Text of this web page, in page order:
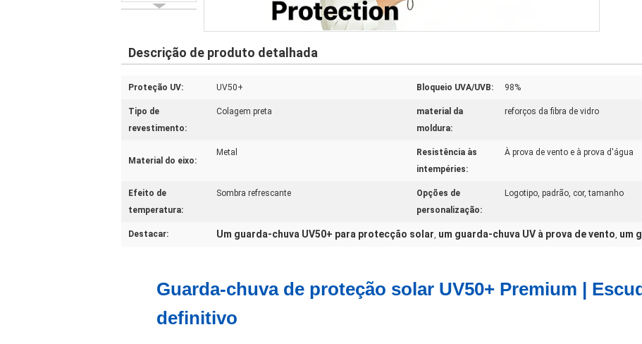
Descrição de produto detalhada
Proteção UV: UV50+ Bloqueio UVA/UVB: 98%
Tipo de
revestimento:
Colagem preta
material da
moldura:
reforços da fibra de vidro
Material do eixo:
Metal
Resistência às
intempéries:
À prova de vento e à prova d'água
Efeito de
temperatura:
Sombra refrescante
Opções de
personalização:
Logotipo, padrão, cor, tamanho
Destacar: Um guarda-chuva UV50+ para protecção solar, um guarda-chuva UV à prova de vento, um
Guarda-chuva de proteção solar UV50+ Premium |
definitivo